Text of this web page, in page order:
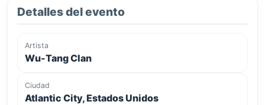
Detalles del evento
Artista
Wu-Tang Clan
Ciudad
Atlantic City, Estados Unidos